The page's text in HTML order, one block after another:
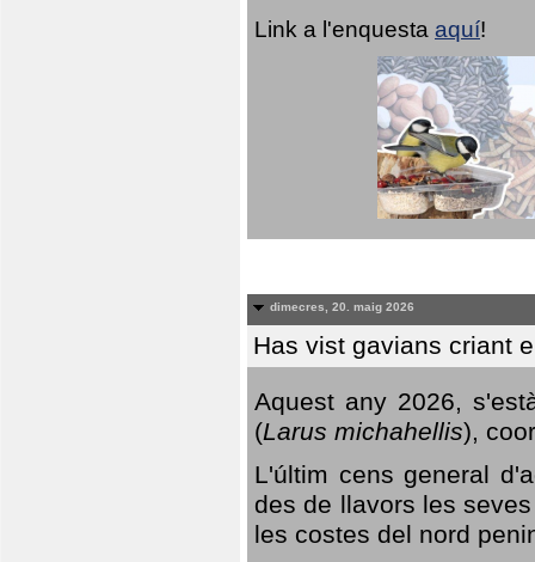
Link a l'enquesta aquí!
dimecres, 20. maig 2026
Has vist gavians criant
Aquest any 2026,
(Larus michahellis),
L'últim cens general
des de llavors les
les costes del nord